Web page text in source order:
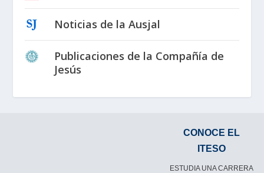
Noticias de la Ausjal
Publicaciones de la Compañía de
Jesús
CONOCE EL
ITESO
ESTUDIA UNA CARRERA